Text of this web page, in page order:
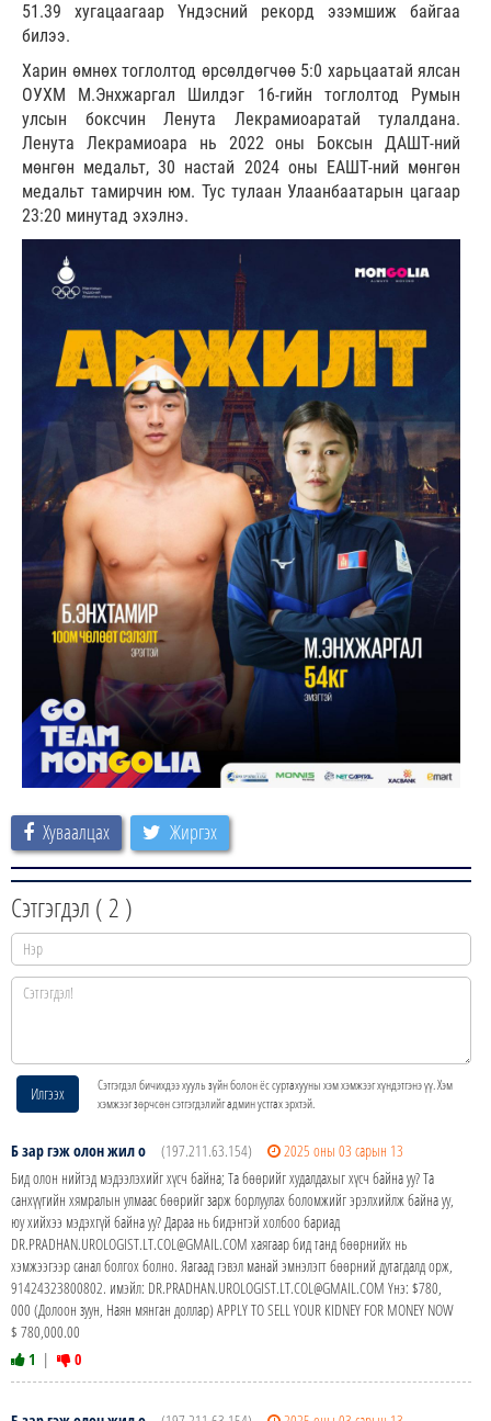
51.39 хугацаагаар Үндэсний рекорд эзэмшиж байгаа
билээ.
Харин өмнөх тоглолтод өрсөлдөгчөө 5:0 харьцаатай ялсан
ОУХМ М.Энхжаргал Шилдэг 16-гийн тоглолтод Румын
улсын боксчин Ленута Лекрамиоаратай тулалдана.
Ленута Лекрамиоара нь 2022 оны Боксын ДАШТ-ний
мөнгөн медальт, 30 настай 2024 оны ЕАШТ-ний мөнгөн
медальт тамирчин юм. Тус тулаан Улаанбаатарын цагаар
23:20 минутад эхэлнэ.
Хуваалцах Жиргэх
Сэтгэгдэл (2 )
Илгээх
Сэтгэгдэл бичихдээ хууль зүйн болон ёс суртахууны хэм хэмжээг хүндэтгэнэ үү. Хэм
хэмжээг зөрчсөн сэтгэгдэлийг админ устгах эрхтэй.
Б зар гэж олон жил о (197.211.63.154)
2025 оны 03 сарын 13
Бид олон нийтэд мэдээлэхийг хүсч байна; Та бөөрийг худалдахыг хүсч байна уу? Та
санхүүгийн хямралын улмаас бөөрийг зарж борлуулах боломжийг эрэлхийлж байна уу,
юу хийхээ мэдэхгүй байна уу? Дараа нь бидэнтэй холбоо бариад
DR.PRADHAN.UROLOGIST.LT.COL@GMAIL.COM хаягаар бид танд бөөрнийх нь
хэмжээгээр санал болгох болно. Яагаад гэвэл манай эмнэлэгт бөөрний дутагдалд орж,
91424323800802. имэйл: DR.PRADHAN.UROLOGIST.LT.COL@GMAIL.COM Yнэ: $780,
000 (Долоон зуун, Наян мянган доллар) APPLY TO SELL YOUR KIDNEY FOR MONEY NOW
$ 780,000.00
1 | 0